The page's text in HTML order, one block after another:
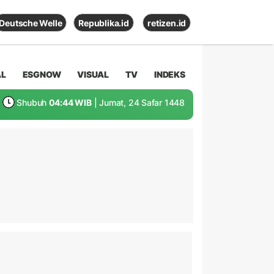
Deutsche Welle Republika.id retizen.id
ESGNOW VISUAL TV INDEKS
Shubuh 04:44 WIB | Jumat, 24 Safar 1448